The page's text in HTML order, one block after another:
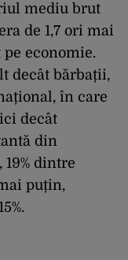
mediu brut
de 1,7 ori mai
economie.
decât bărbații,
în care
decât
din
dintre
puțin,